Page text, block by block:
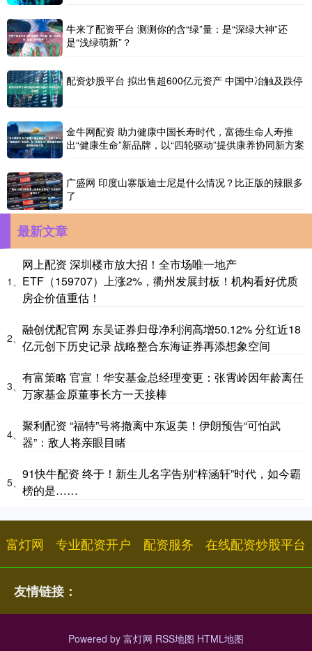
牛来了配资平台 测测你的含“绿”量：是“深绿大神”还
是“浅绿萌新”？
配资炒股平台 拟出售超600亿元资产 中国中冶触及跌停
金牛网配资 助力健康中国长寿时代，富德生命人寿推
出“健康生命”新品牌，以“四轮驱动”提供康养协同新方案
广盛网 印度山寨版迪士尼是什么情况？比正版的辣眼多
了
最新文章
1、
网上配资 深圳楼市放大招！全市场唯一地产
ETF（159707）上涨2%，衢州发展封板！机构看好优质
房企价值重估！
2、
融创优配官网 东吴证券归母净利润高增50.12% 分红近18
亿元创下历史记录 战略整合东海证券再添想象空间
3、
有富策略 官宣！华安基金总经理变更：张霄岭因年龄离任
万家基金原董事长方一天接棒
4、
聚利配资 “福特”号将撤离中东返美！伊朗预告“可怕武
器”：敌人将亲眼目睹
5、
91快牛配资 终于！新生儿名字告别“梓涵轩”时代，如今霸
榜的是……
富灯网 专业配资开户 配资服务 在线配资炒股平台
友情链接：
Powered by 富灯网 RSS地图 HTML地图